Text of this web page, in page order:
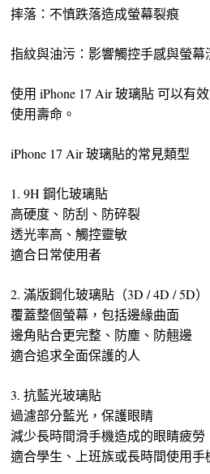
摔落：不慎跌落造成螢幕裂痕
指紋與油污：影響觸控手感與螢幕
使用 iPhone 17 Air 玻璃貼 可以有
使用壽命。
iPhone 17 Air 玻璃貼的常見類型
1. 9H 鋼化玻璃貼
高硬度、防刮、防碎裂
透光率高、觸控靈敏
適合日常使用者
2. 滿版鋼化玻璃貼（3D / 4D / 5D）
覆蓋整個螢幕，包括邊緣曲面
邊角貼合更完整、防塵、防翹邊
適合追求全面保護的人
3. 抗藍光玻璃貼
過濾部分藍光，保護眼睛
減少長時間滑手機造成的眼睛疲勞
適合學生、上班族或長時間使用手